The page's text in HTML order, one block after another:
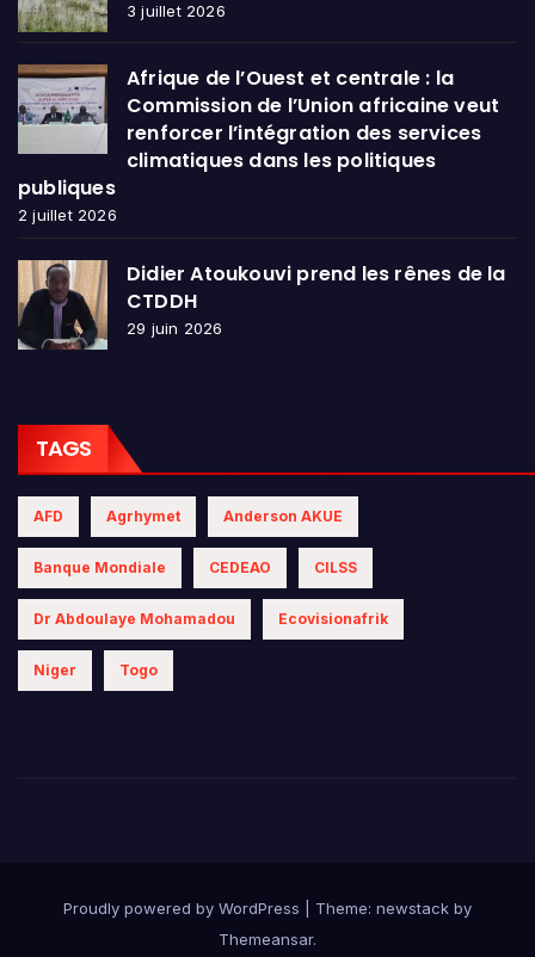
3 juillet 2026
Afrique de l’Ouest et centrale : la
Commission de l’Union africaine veut
renforcer l’intégration des services
climatiques dans les politiques
publiques
2 juillet 2026
Didier Atoukouvi prend les rênes de la
CTDDH
29 juin 2026
TAGS
AFD Agrhymet Anderson AKUE
Banque Mondiale CEDEAO CILSS
Dr Abdoulaye Mohamadou Ecovisionafrik
Niger Togo
Proudly powered by WordPress
Theme: newstack by
Themeansar.